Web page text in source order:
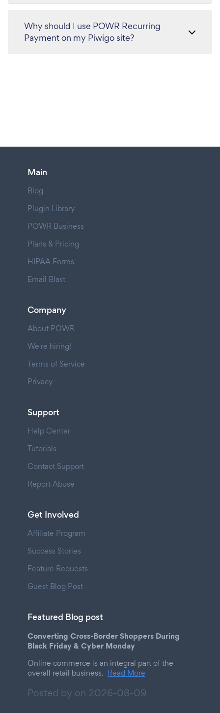
Why should I use POWR Recurring
Payment on my Piwigo site?
Main
Blog
Plugin Library
POWR Business
Plans & Pricing
HIPAA Forms
Email Blast
Company
About POWR
We're hiring!
Terms of Service
Privacy
Support
Help Center
Tutorials
Contact Support
Report Abuse
Get Involved
Affiliate Program
Success Stories
Feature Requests
Guest Blog Post
Featured Blog post
Converting Cross-Border Shoppers During
Black Friday & Cyber Monday
Online commerce is an integral part of the
overall retail business. Read More
Posted by on 2026-08-09